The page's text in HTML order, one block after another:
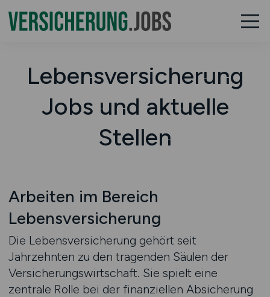
Lebensversicherung
Jobs und aktuelle
Stellen
Arbeiten im Bereich
Lebensversicherung
Die Lebensversicherung gehört seit
Jahrzehnten zu den tragenden Säulen der
Versicherungswirtschaft. Sie spielt eine
zentrale Rolle bei der finanziellen Absicherung